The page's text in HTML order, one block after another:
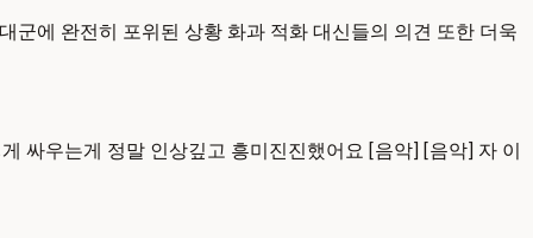
군에 완전히 포위된 상황 화과 적화 대신들의 의견 또한 더욱
싸우는게 정말 인상깊고 흥미진진했어요 [음악] [음악] 자 이